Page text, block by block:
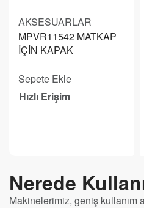
AKSESUARLAR
MPVR11542 MATKAP
İÇİN KAPAK
Sepete Ekle
Hızlı Erişim
Nerede
Makinelerimiz, geniş kullanım